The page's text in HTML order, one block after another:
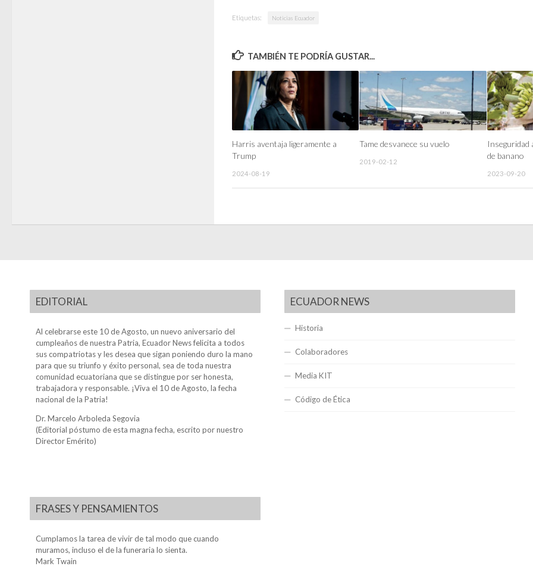
Etiquetas: Noticias Ecuador
TAMBIÉN TE PODRÍA GUSTAR...
Harris aventaja ligeramente a
Trump
2024-08-19
Tame desvanece su vuelo
2019-02-12
Inseguridad
de banano
2023-09-20
EDITORIAL
Al celebrarse este 10 de Agosto, un nuevo aniversario del
cumpleaños de nuestra Patria, Ecuador News felicita a todos
sus compatriotas y les desea que sigan poniendo duro la mano
para que su triunfo y éxito personal, sea de toda nuestra
comunidad ecuatoriana que se distingue por ser honesta,
trabajadora y responsable. ¡Viva el 10 de Agosto, la fecha
nacional de la Patria!
Dr. Marcelo Arboleda Segovia
(Editorial póstumo de esta magna fecha, escrito por nuestro
Director Emérito)
FRASES Y PENSAMIENTOS
Cumplamos la tarea de vivir de tal modo que cuando
muramos, incluso el de la funeraria lo sienta.
Mark Twain
ECUADOR NEWS
Historia
Colaboradores
Media KIT
Código de Ética